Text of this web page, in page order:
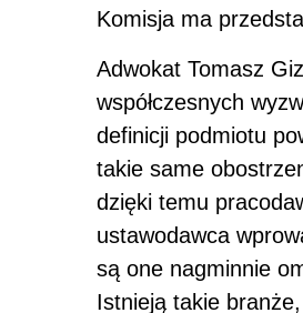
Komisja ma
Adwokat Tomasz
współczesnych
definicji podmiotu
takie same
dzięki temu
ustawodawca
są one nagminnie
Istnieją takie